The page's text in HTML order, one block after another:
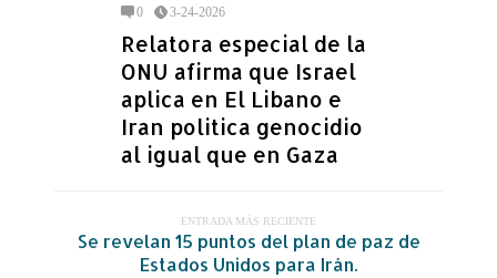
0 3-24-2026
Relatora especial de la
ONU afirma que Israel
aplica en El Libano e
Iran politica genocidio
al igual que en Gaza
ENTRADA MÁS RECIENTE
Se revelan 15 puntos del plan de paz de
Estados Unidos para Irán.